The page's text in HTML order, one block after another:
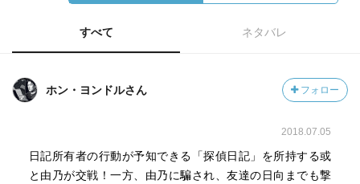
すべて ネタバレ
ホン・ヨンドルさん フォロー
2018.07.05
日記所有者の行動が予知できる「探偵日記」を所持する或
と由乃が交戦！一方、由乃に騙され、友達の日向までも撃